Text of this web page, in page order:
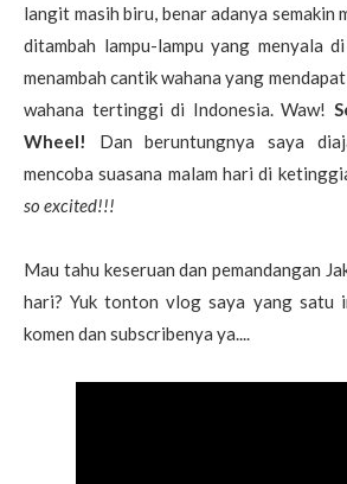
langit masih biru, benar adanya semakin
ditambah lampu-lampu yang menyala
menambah cantik wahana yang
wahana tertinggi di Indonesia. Waw!
Wheel!
Dan beruntungnya saya
mencoba suasana malam hari di
so excited!!!
Mau tahu keseruan dan pemandangan
hari? Yuk tonton vlog saya yang satu
komen dan subscribenya ya....